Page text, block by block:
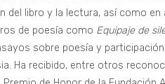
del libro y la lectura, así como
de poesía como Equipaje de
sobre poesía y
Ha recibido, entre otros